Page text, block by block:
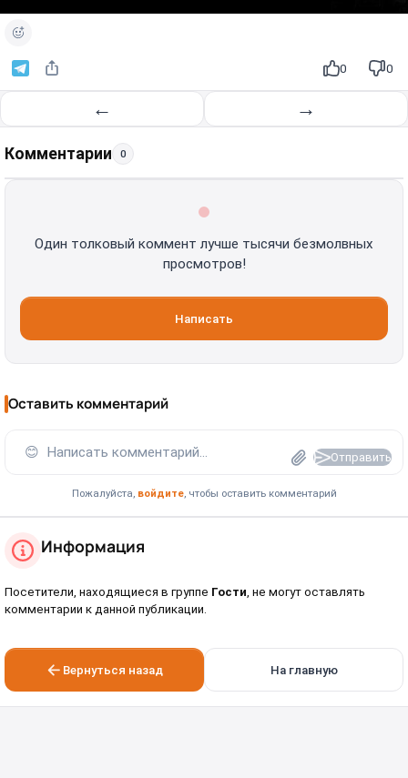
0 0
← →
Комментарии 0
Один толковый коммент лучше тысячи безмолвных
просмотров!
Написать
Оставить комментарий
😊 Написать комментарий... Отправить
Пожалуйста, войдите, чтобы оставить комментарий
Информация
Посетители, находящиеся в группе Гости, не могут оставлять
комментарии к данной публикации.
Вернуться назад На главную